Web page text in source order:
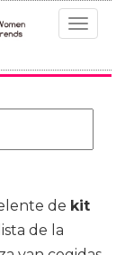
Toggle
de kit
de la